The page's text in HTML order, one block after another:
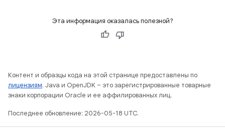
Эта информация оказалась полезной?
Контент и образцы кода на этой странице предоставлены по
лицензиям. Java и OpenJDK – это зарегистрированные товарные
знаки корпорации Oracle и ее аффилированных лиц.
Последнее обновление: 2026-05-18 UTC.